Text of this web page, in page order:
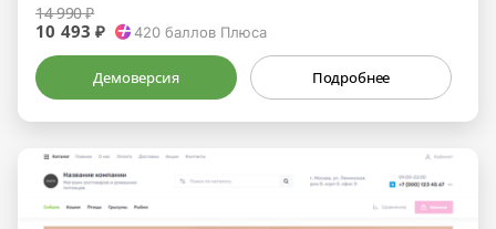
14 990 ₽
10 493 ₽ 420баллов Плюса
Демоверсия Подробнее